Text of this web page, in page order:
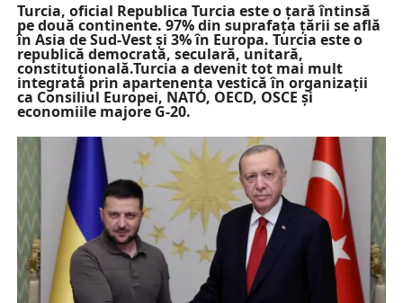
Turcia, oficial Republica Turcia este o țară întinsă
pe două continente. 97% din suprafața țării se află
în Asia de Sud-Vest și 3% în Europa. Turcia este o
republică democrată, seculară, unitară,
constituțională.Turcia a devenit tot mai mult
integrată prin apartenența vestică în organizații
ca Consiliul Europei, NATO, OECD, OSCE și
economiile majore G-20.